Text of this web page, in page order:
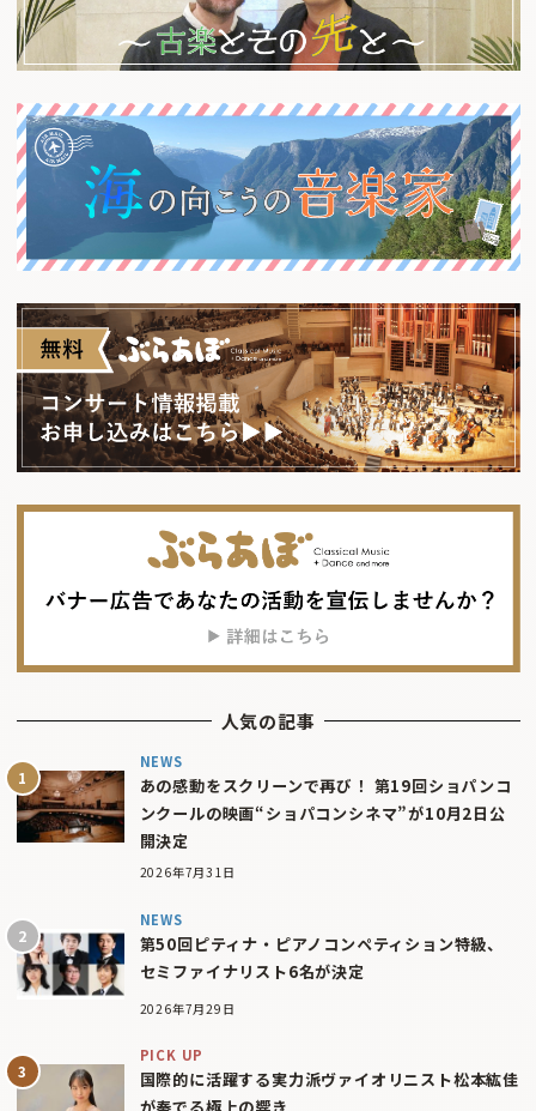
人気の記事
NEWS
あの感動をスクリーンで再び！ 第19回ショパンコ
ンクールの映画“ショパコンシネマ”が10月2日公
開決定
2026年7月31日
NEWS
第50回ピティナ・ピアノコンペティション特級、
セミファイナリスト6名が決定
2026年7月29日
PICK UP
国際的に活躍する実力派ヴァイオリニスト松本紘佳